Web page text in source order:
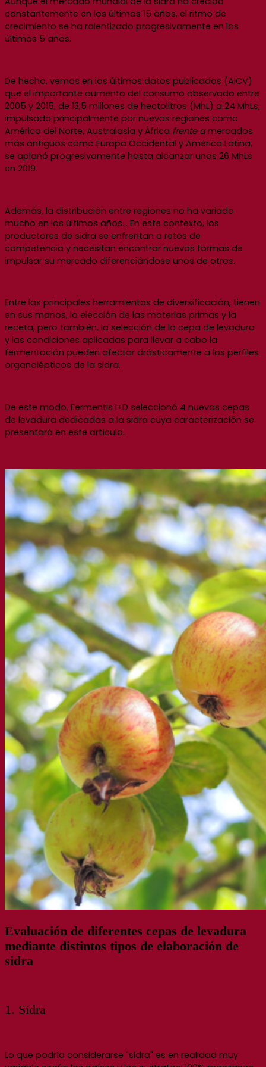
constantemente en los últimos 15 años, el ritmo de
crecimiento se ha ralentizado progresivamente en los
últimos 5 años.
De hecho, vemos en los últimos datos publicados (AICV)
que el importante aumento del consumo observado entre
2005 y 2015, de 13,5 millones de hectolitros (MhL) a 24 MhLs,
impulsado principalmente por nuevas regiones como
América del Norte, Australasia y África frente amercados
más antiguos como Europa Occidental y América Latina,
se aplanó progresivamente hasta alcanzar unos 26 MhLs
en 2019.
Además, la distribución entre regiones no ha variado
mucho en los últimos años… En este contexto, los
productores de sidra se enfrentan a retos de
competencia y necesitan encontrar nuevas formas de
impulsar su mercado diferenciándose unos de otros.
Entre las principales herramientas de diversificación, tienen
en sus manos, la elección de las materias primas y la
receta; pero también, la selección de la cepa de levadura
y las condiciones aplicadas para llevar a cabo la
fermentación pueden afectar drásticamente a los perfiles
organolépticos de la sidra.
De este modo, Fermentis I+D seleccionó 4 nuevas cepas
de levadura dedicadas a la sidra cuya caracterización se
presentará en este artículo.
Evaluación de diferentes cepas de levadura
mediante distintos tipos de elaboración de
sidra
1. Sidra
Lo que podría considerarse "sidra" es en realidad muy